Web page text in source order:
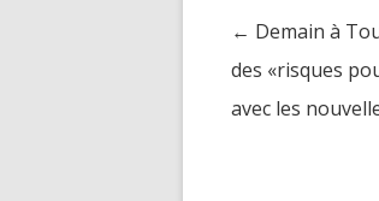
Post
← Demain à
des «risques
avec les